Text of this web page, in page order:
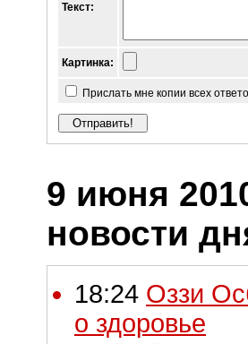
Текст:
Картинка:
Прислать мне копии всех
9 июня
новости
18:24 Оззи
о здоровье